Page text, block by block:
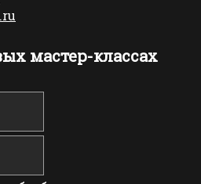
мастер-классах